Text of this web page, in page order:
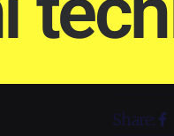
Share: